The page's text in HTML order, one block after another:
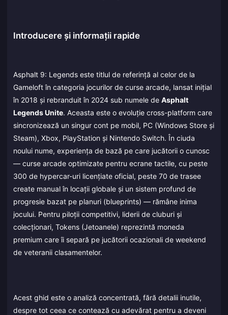
Introducere și informații rapide
Asphalt 9: Legends este titlul de referință al celor de la
Gameloft în categoria jocurilor de curse arcade, lansat inițial
în 2018 și rebranduit în 2024 sub numele de Asphalt
Legends Unite. Aceasta este o evoluție cross-platform care
sincronizează un singur cont pe mobil, PC (Windows Store și
Steam), Xbox, PlayStation și Nintendo Switch. În ciuda
noului nume, experiența de bază pe care jucătorii o cunosc
— curse arcade optimizate pentru ecrane tactile, cu peste
300 de hypercar-uri licențiate oficial, peste 70 de trasee
create manual în locații globale și un sistem profund de
progresie bazat pe planuri (blueprints) — rămâne inima
jocului. Pentru piloții competitivi, liderii de cluburi și
colecționari, Tokens (Jetoanele) reprezintă moneda
premium care îi separă pe jucătorii ocazionali de weekend
de veteranii clasamentelor.
Acest ghid este o analiză concentrată, fără detalii inutile,
despre tot ceea ce contează cu adevărat pentru a deveni